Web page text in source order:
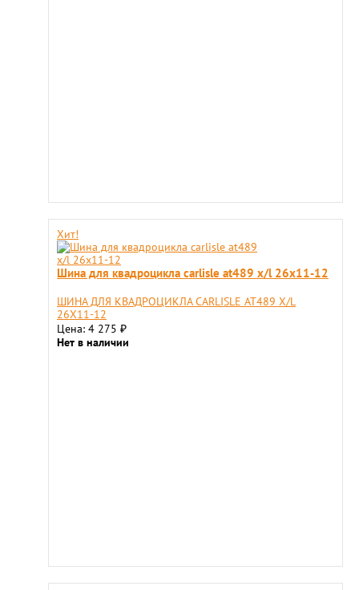
Хит!
Шина для квадроцикла carlisle at489 x/l 26x11-12
ШИНА ДЛЯ КВАДРОЦИКЛА CARLISLE AT489 X/L
26X11-12
Цена: 4 275 ₽
Нет в наличии